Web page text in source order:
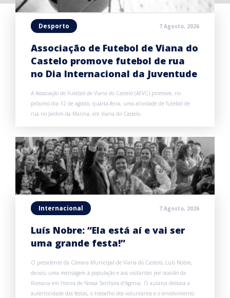
Desporto 7 Agosto, 2026
Associação de Futebol de Viana do
Castelo promove futebol de rua
no Dia Internacional da Juventude
A Associação de Futebol de Viana do Castelo (AFVC) promove, no
próximo dia 12 de agosto, quarta-feira, uma atividade de futebol de
rua no Jardim da Marina, em Viana do Castelo.
Internacional 7 Agosto, 2026
Luís Nobre: “Ela está aí e vai ser
uma grande festa!”
O presidente da Câmara Municipal de Viana do Castelo, Luís Nobre,
deixou uma mensagem à população e aos visitantes por ocasião da
Romaria em Honra de Nossa Senhora d’Agonia. O autarca destaca a
autenticidade das festas, o trabalho dos voluntários e o envolvimento